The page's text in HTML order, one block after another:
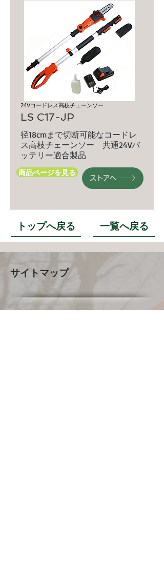
24Vコードレス高枝チェーンソー
LS C17-JP
径18cmまで切断可能なコードレ
ス高枝チェーンソー 共通24Vバ
ッテリー適合製品
商品ページを見る
ストアへ
トップへ戻る 一覧へ戻る
サイトマップ